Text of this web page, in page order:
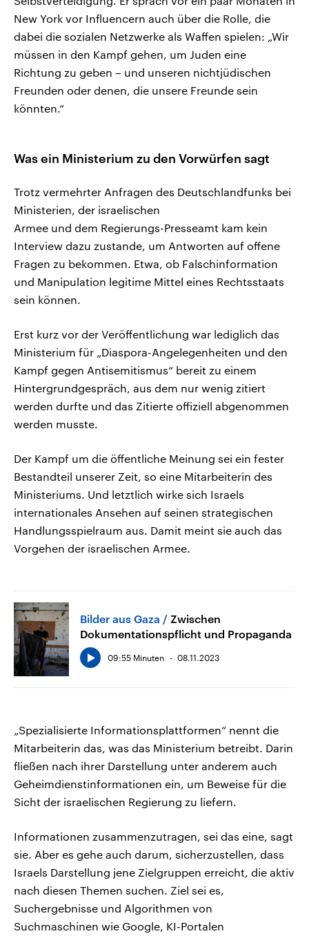
New York vor Influencern auch über die Rolle, die
dabei die sozialen Netzwerke als Waffen spielen: „Wir
müssen in den Kampf gehen, um Juden eine
Richtung zu geben – und unseren nichtjüdischen
Freunden oder denen, die unsere Freunde sein
könnten.“
Was ein Ministerium zu den Vorwürfen sagt
Trotz vermehrter Anfragen des Deutschlandfunks bei
Ministerien, der israelischen
Armee und dem Regierungs-Presseamt kam kein
Interview dazu zustande, um Antworten auf offene
Fragen zu bekommen. Etwa, ob Falschinformation
und Manipulation legitime Mittel eines Rechtsstaats
sein können.
Erst kurz vor der Veröffentlichung war lediglich das
Ministerium für „Diaspora-Angelegenheiten und den
Kampf gegen Antisemitismus“ bereit zu einem
Hintergrundgespräch, aus dem nur wenig zitiert
werden durfte und das Zitierte offiziell abgenommen
werden musste.
Der Kampf um die öffentliche Meinung sei ein fester
Bestandteil unserer Zeit, so eine Mitarbeiterin des
Ministeriums. Und letztlich wirke sich Israels
internationales Ansehen auf seinen strategischen
Handlungsspielraum aus. Damit meint sie auch das
Vorgehen der israelischen Armee.
Bilder aus Gaza
Zwischen
Dokumentationspflicht und Propaganda
09:55 Minuten 08.11.2023
„Spezialisierte Informationsplattformen“ nennt die
Mitarbeiterin das, was das Ministerium betreibt. Darin
fließen nach ihrer Darstellung unter anderem auch
Geheimdienstinformationen ein, um Beweise für die
Sicht der israelischen Regierung zu liefern.
Informationen zusammenzutragen, sei das eine, sagt
sie. Aber es gehe auch darum, sicherzustellen, dass
Israels Darstellung jene Zielgruppen erreicht, die aktiv
nach diesen Themen suchen. Ziel sei es,
Suchergebnisse und Algorithmen von
Suchmaschinen wie Google, KI-Portalen